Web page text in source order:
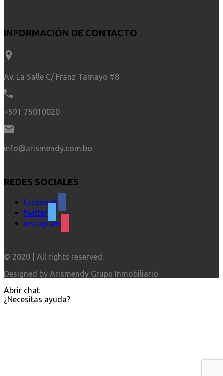
INFORMACIÓN DE CONTACTO
Av. La Salle C/ Franz Tamayo #8
+591 75010020
info@arismendy.com.bo
REDES SOCIALES
facebook
twitter
instagram
© 2020 | All rights reserved.
Designed by Arismendy Grupo Inmobiliario
Abrir chat
¿Necesitas ayuda?